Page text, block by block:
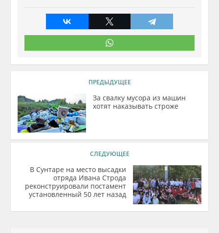
ПРЕДЫДУЩЕЕ
За свалку мусора из машин
хотят наказывать строже
СЛЕДУЮЩЕЕ
В Сунтаре на место высадки
отряда Ивана Строда
реконструировали постамент
установленный 50 лет назад